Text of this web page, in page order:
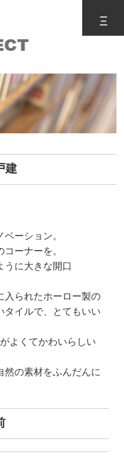
Ξ
建
ーション。
ーナーを。
うに大きな開口
入られたホーロー製の
タイルで、とてもいい
よくてかわいらしい
然の素材をふんだんに